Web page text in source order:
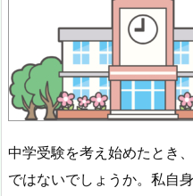
中学受験を考え始めたとき
ではないでしょうか。私自